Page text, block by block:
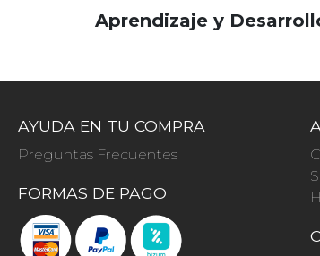
Aprendizaje y
AYUDA EN TU COMPRA
Preguntas Frecuentes
FORMAS DE PAGO